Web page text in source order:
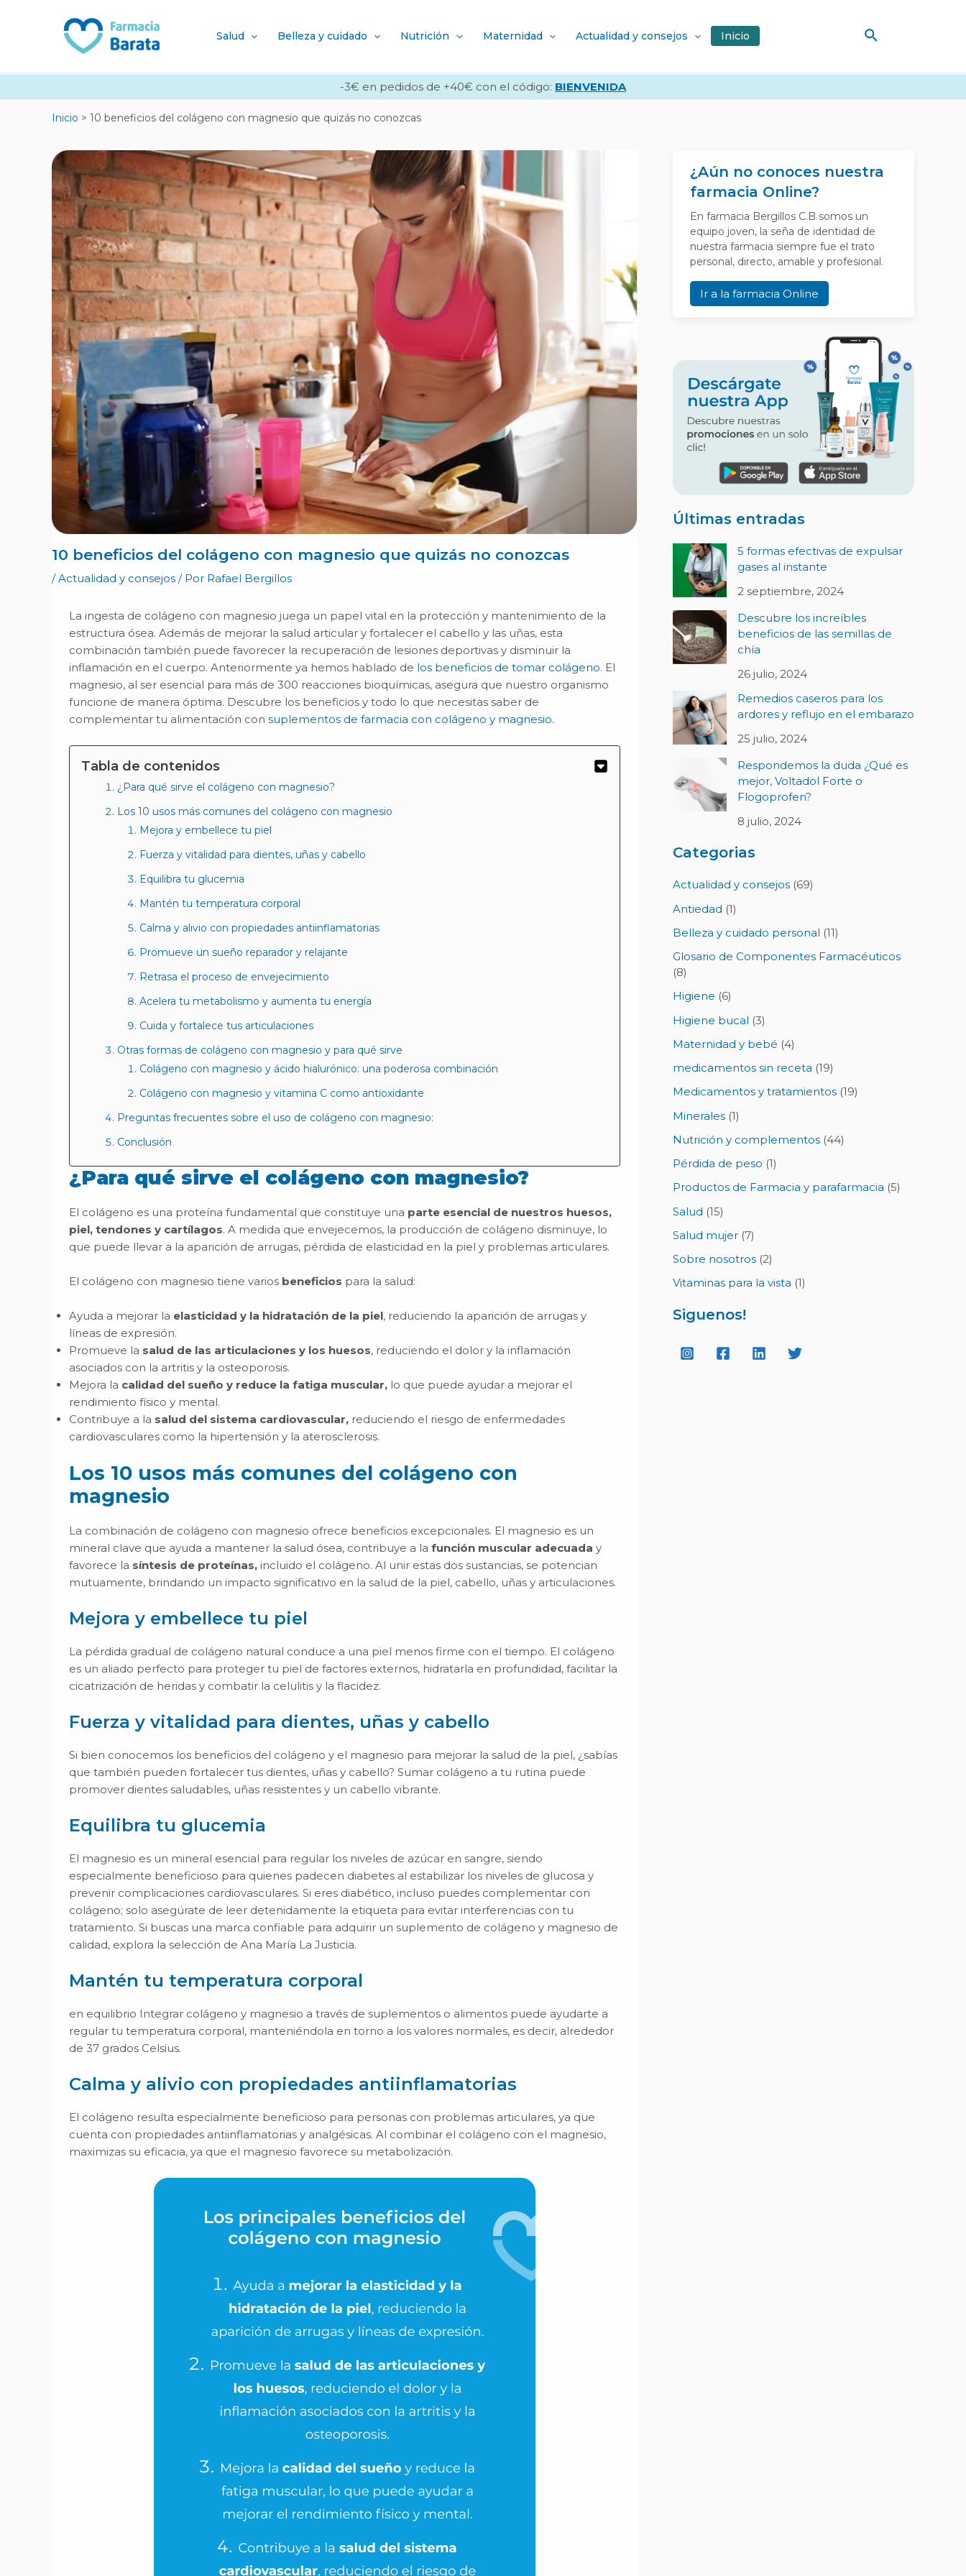
Salud Belleza y cuidado Nutrición Maternidad Actualidad y consejos Inicio Buscar
-3€ en pedidos de +40€ con el código: BIENVENIDA
Inicio 10 beneficios del colágeno con magnesio que quizás no conozcas
10 beneficios del colágeno con magnesio que quizás no conozcas
/Actualidad y consejos / Por Rafael Bergillos
La ingesta de colágeno con magnesio juega un papel vital en la protección y mantenimiento de la
estructura ósea. Además de mejorar la salud articular y fortalecer el cabello y las uñas, esta
combinación también puede favorecer la recuperación de lesiones deportivas y disminuir la
inflamación en el cuerpo. Anteriormente ya hemos hablado de los beneficios de tomar colágeno. El
magnesio, al ser esencial para más de 300 reacciones bioquímicas, asegura que nuestro organismo
funcione de manera óptima. Descubre los beneficios y todo lo que necesitas saber de
complementar tu alimentación con suplementos de farmacia con colágeno y magnesio.
Tabla de contenidos
¿Para qué sirve el colágeno con magnesio?
Los 10 usos más comunes del colágeno con magnesio
Mejora y embellece tu piel
Fuerza y vitalidad para dientes, uñas y cabello
Equilibra tu glucemia
Mantén tu temperatura corporal
Calma y alivio con propiedades antiinflamatorias
Promueve un sueño reparador y relajante
Retrasa el proceso de envejecimiento
Acelera tu metabolismo y aumenta tu energía
Cuida y fortalece tus articulaciones
Otras formas de colágeno con magnesio y para qué sirve
Colágeno con magnesio y ácido hialurónico: una poderosa combinación
Colágeno con magnesio y vitamina C como antioxidante
Preguntas frecuentes sobre el uso de colágeno con magnesio:
Conclusión
¿Para qué sirve el colágeno con magnesio?
El colágeno es una proteína fundamental que constituye una parte esencial de nuestros huesos,
piel, tendones y cartílagos. A medida que envejecemos, la producción de colágeno disminuye, lo
que puede llevar a la aparición de arrugas, pérdida de elasticidad en la piel y problemas articulares.
El colágeno con magnesio tiene varios beneficios para la salud:
Ayuda a mejorar la elasticidad y la hidratación de la piel, reduciendo la aparición de arrugas y
líneas de expresión.
Promueve la salud de las articulaciones y los huesos, reduciendo el dolor y la inflamación
asociados con la artritis y la osteoporosis.
Mejora la calidad del sueño y reduce la fatiga muscular, lo que puede ayudar a mejorar el
rendimiento físico y mental.
Contribuye a la salud del sistema cardiovascular, reduciendo el riesgo de enfermedades
cardiovasculares como la hipertensión y la aterosclerosis.
Los 10 usos más comunes del colágeno con
magnesio
La combinación de colágeno con magnesio ofrece beneficios excepcionales. El magnesio es un
mineral clave que ayuda a mantener la salud ósea, contribuye a la función muscular adecuada y
favorece la síntesis de proteínas, incluido el colágeno. Al unir estas dos sustancias, se potencian
mutuamente, brindando un impacto significativo en la salud de la piel, cabello, uñas y articulaciones.
Mejora y embellece tu piel
La pérdida gradual de colágeno natural conduce a una piel menos firme con el tiempo. El colágeno
es un aliado perfecto para proteger tu piel de factores externos, hidratarla en profundidad, facilitar la
cicatrización de heridas y combatir la celulitis y la flacidez.
Fuerza y vitalidad para dientes, uñas y cabello
Si bien conocemos los beneficios del colágeno y el magnesio para mejorar la salud de la piel, ¿sabías
que también pueden fortalecer tus dientes, uñas y cabello? Sumar colágeno a tu rutina puede
promover dientes saludables, uñas resistentes y un cabello vibrante.
Equilibra tu glucemia
El magnesio es un mineral esencial para regular los niveles de azúcar en sangre, siendo
especialmente beneficioso para quienes padecen diabetes al estabilizar los niveles de glucosa y
prevenir complicaciones cardiovasculares. Si eres diabético, incluso puedes complementar con
colágeno; solo asegúrate de leer detenidamente la etiqueta para evitar interferencias con tu
tratamiento. Si buscas una marca confiable para adquirir un suplemento de colágeno y magnesio de
calidad, explora la selección de Ana María La Justicia.
Mantén tu temperatura corporal
en equilibrio Integrar colágeno y magnesio a través de suplementos o alimentos puede ayudarte a
regular tu temperatura corporal, manteniéndola en torno a los valores normales, es decir, alrededor
de 37 grados Celsius.
Calma y alivio con propiedades antiinflamatorias
El colágeno resulta especialmente beneficioso para personas con problemas articulares, ya que
cuenta con propiedades antiinflamatorias y analgésicas. Al combinar el colágeno con el magnesio,
maximizas su eficacia, ya que el magnesio favorece su metabolización.
de
entradas
¿Aún no conoces nuestra
farmacia Online?
En farmacia Bergillos C.B somos un
equipo joven, la seña de identidad de
nuestra farmacia siempre fue el trato
personal, directo, amable y profesional.
Ir a la farmacia Online
Últimas entradas
5 formas efectivas de expulsar
gases al instante
2 septiembre, 2024
Descubre los increíbles
beneficios de las semillas de
chía
26 julio, 2024
Remedios caseros para los
ardores y reflujo en el embarazo
25 julio, 2024
Respondemos la duda ¿Qué es
mejor, Voltadol Forte o
Flogoprofen?
8 julio, 2024
Categorias
Actualidad y consejos (69)
Antiedad (1)
Belleza y cuidado personal (11)
Glosario de Componentes Farmacéuticos
(8)
Higiene (6)
Higiene bucal (3)
Maternidad y bebé (4)
medicamentos sin receta (19)
Medicamentos y tratamientos (19)
Minerales (1)
Nutrición y complementos (44)
Pérdida de peso (1)
Productos de Farmacia y parafarmacia (5)
Salud (15)
Salud mujer (7)
Sobre nosotros (2)
Vitaminas para la vista (1)
Siguenos!